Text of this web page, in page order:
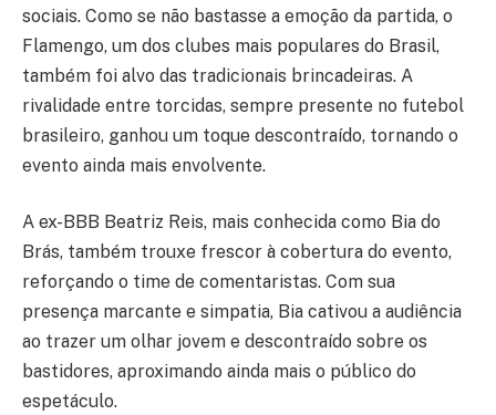
sociais. Como se não bastasse a emoção da partida, o
Flamengo, um dos clubes mais populares do Brasil,
também foi alvo das tradicionais brincadeiras. A
rivalidade entre torcidas, sempre presente no futebol
brasileiro, ganhou um toque descontraído, tornando o
evento ainda mais envolvente.
A ex-BBB Beatriz Reis, mais conhecida como Bia do
Brás, também trouxe frescor à cobertura do evento,
reforçando o time de comentaristas. Com sua
presença marcante e simpatia, Bia cativou a audiência
ao trazer um olhar jovem e descontraído sobre os
bastidores, aproximando ainda mais o público do
espetáculo.